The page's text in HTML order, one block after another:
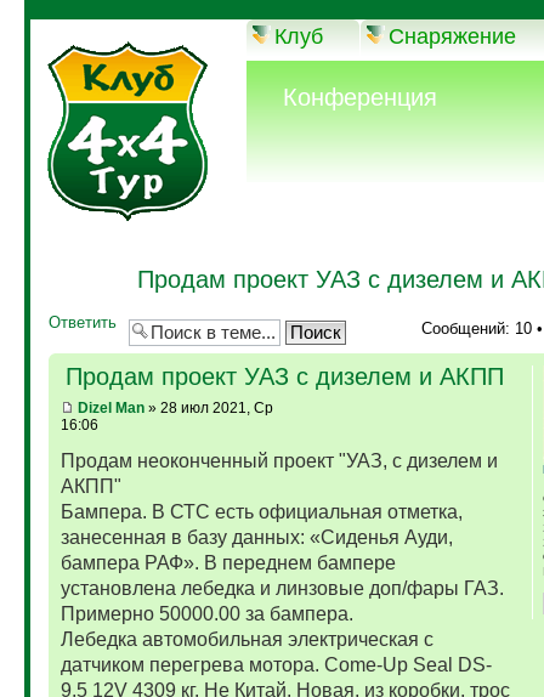
Клуб Снаряжение
Конференция
Продам проект УАЗ с дизелем и
Ответить Сообщений: 10
Продам проект УАЗ с дизелем и АКПП
Dizel Man» 28 июл 2021, Ср
16:06
Продам неоконченный проект "УАЗ, с дизелем и
АКПП"
Бампера. В СТС есть официальная отметка,
занесенная в базу данных: «Сиденья Ауди,
бампера РАФ». В переднем бампере
установлена лебедка и линзовые доп/фары ГАЗ.
Примерно 50000.00 за бампера.
Лебедка автомобильная электрическая с
датчиком перегрева мотора. Come-Up Seal DS-
9.5 12V 4309 кг. Не Китай. Новая, из коробки, трос